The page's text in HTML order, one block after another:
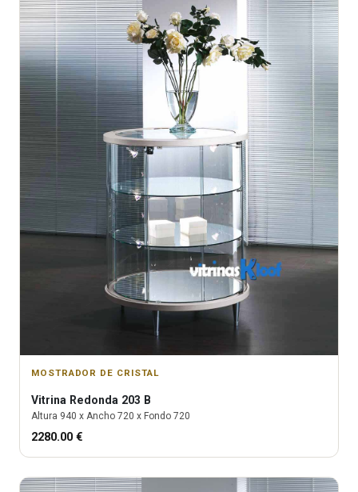
MOSTRADOR DE CRISTAL
Vitrina Redonda 203 B
Altura 940 x Ancho 720 x Fondo 720
2280.00 €